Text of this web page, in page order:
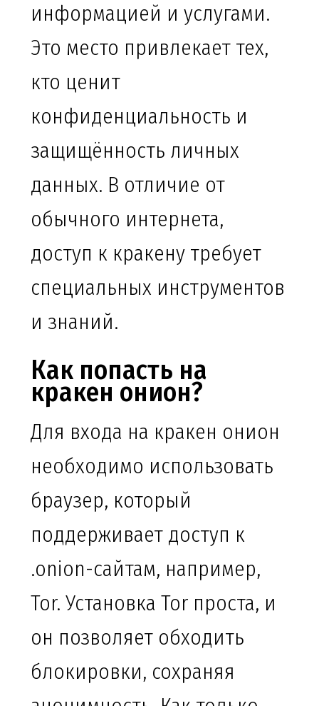
информацией и услугами.
Это место привлекает тех,
кто ценит
конфиденциальность и
защищённость личных
данных. В отличие от
обычного интернета,
доступ к кракену требует
специальных инструментов
и знаний.
Как попасть на
кракен онион?
Для входа на кракен онион
необходимо использовать
браузер, который
поддерживает доступ к
.onion-сайтам, например,
Tor. Установка Tor проста, и
он позволяет обходить
блокировки, сохраняя